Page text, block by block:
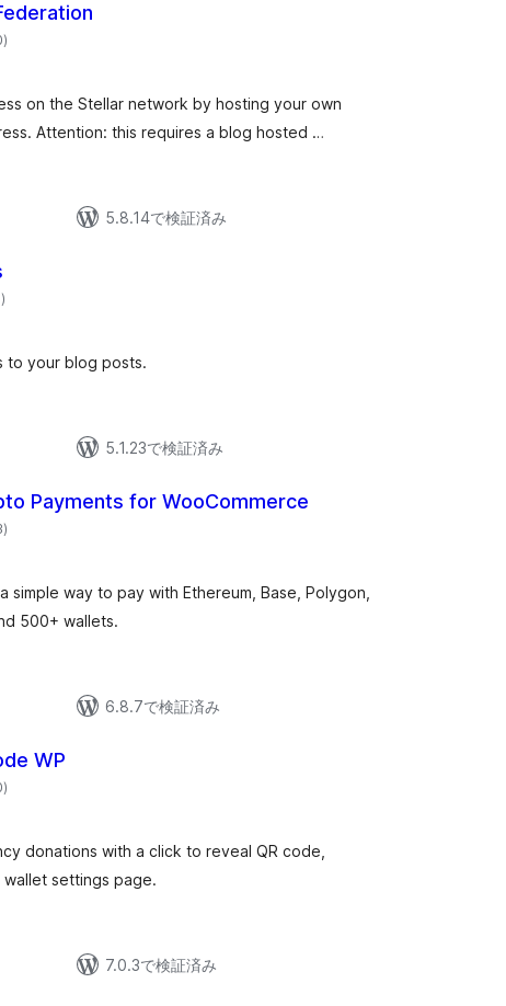
個
の)
on the Stellar network by hosting your own
Attention: this requires a blog hosted …
5.8.14で検証済み
個
の)
to your blog posts.
5.1.23で検証済み
Payments for WooCommerce
個
の)
simple way to pay with Ethereum, Base, Polygon,
500+ wallets.
6.8.7で検証済み
WP
個
の)
donations with a click to reveal QR code,
settings page.
7.0.3で検証済み